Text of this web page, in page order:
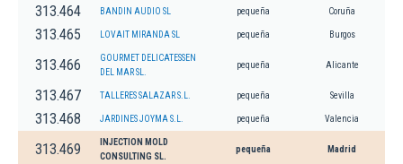
313.464 BANDIN AUDIO SL pequeña Coruña
313.465 LOVAIT MIRANDA SL pequeña Burgos
313.466
GOURMET DELICATESSEN
DEL MAR SL.
pequeña Alicante
313.467 TALLERES SALAZAR S.L. pequeña Sevilla
313.468 JARDINES JOYMA S.L. pequeña Valencia
313.469
INJECTION MOLD
CONSULTING SL.
pequeña Madrid